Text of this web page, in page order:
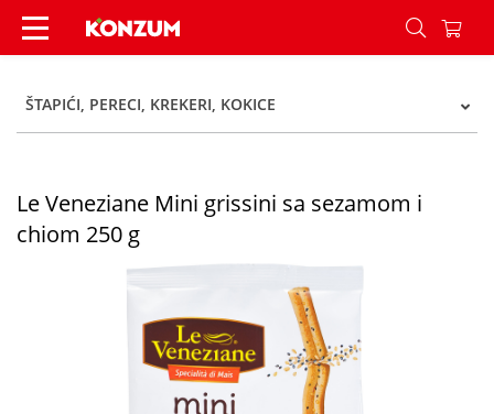
Le Veneziane Mini grissini sa sezamom i chiom
ŠTAPIĆI, PERECI, KREKERI, KOKICE
Le Veneziane Mini grissini sa sezamom i
chiom 250 g